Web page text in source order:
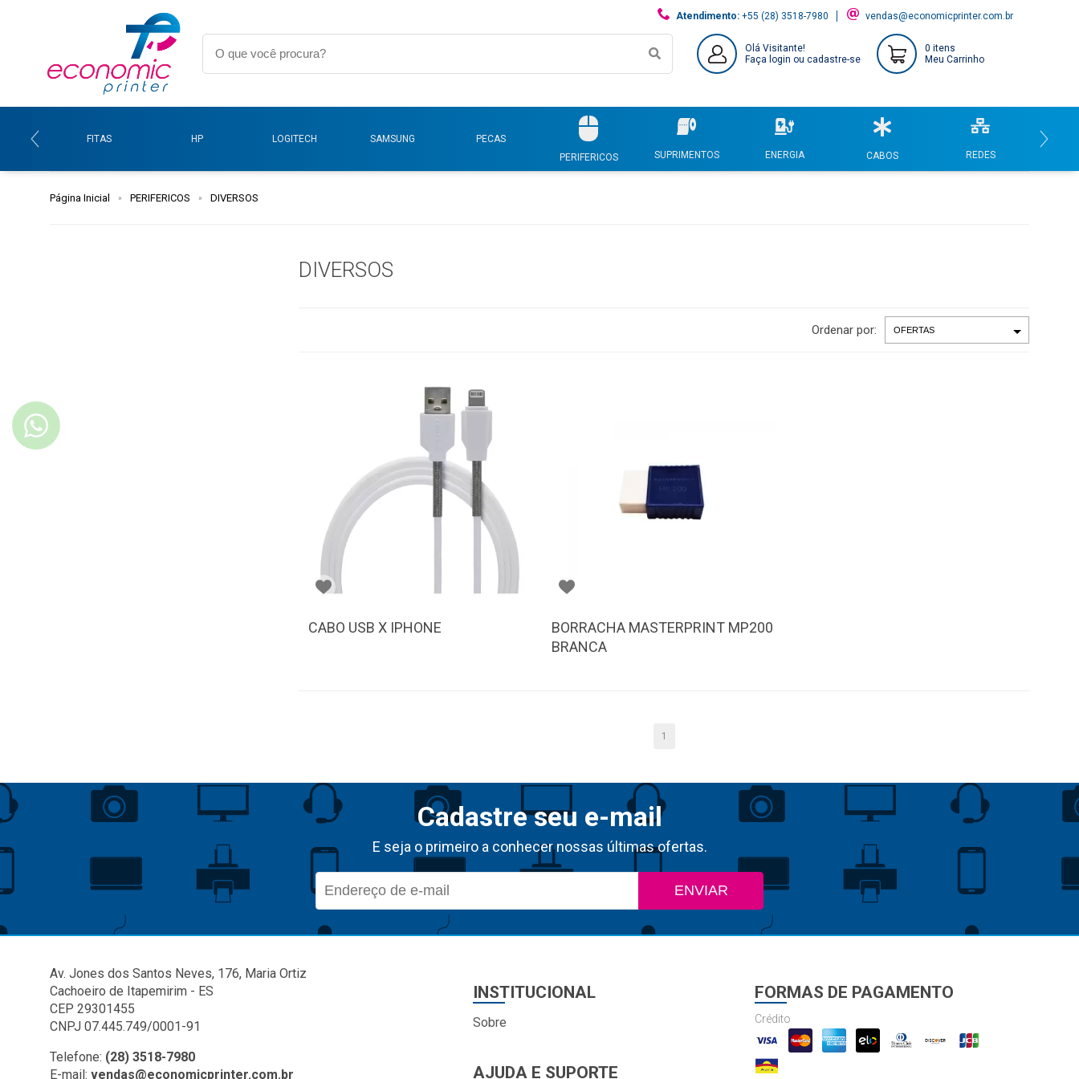
Atendimento: +55 (28) 3518-7980 vendas@economicprinter.com.br
Olá Visitante!
Faça login ou cadastre-se
0 itens
Meu Carrinho
FITAS HP LOGITECH SAMSUNG
PECAS
PERIFERICOS
SUPRIMENTOS ENERGIA CABOS REDES
Página Inicial PERIFERICOS DIVERSOS
DIVERSOS
Ordenar por:
CABO USB X IPHONE
BORRACHA MASTERPRINT MP200
BRANCA
1
Cadastre seu e-mail
E seja o primeiro a conhecer nossas últimas ofertas.
ENVIAR
Av. Jones dos Santos Neves, 176, Maria Ortiz
Cachoeiro de Itapemirim - ES
CEP 29301455
CNPJ 07.445.749/0001-91
Telefone: (28) 3518-7980
E-mail: vendas@economicprinter.com.br
INSTITUCIONAL
Sobre
AJUDA E SUPORTE
FORMAS DE PAGAMENTO
Crédito